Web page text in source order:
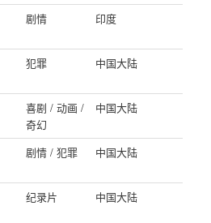
剧情 印度
犯罪 中国大陆
喜剧 / 动画 /
奇幻
中国大陆
剧情 / 犯罪 中国大陆
纪录片 中国大陆